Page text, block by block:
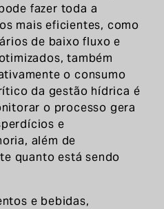
fazer toda a
mais eficientes, como
de baixo fluxo e
também
o consumo
da gestão hídrica é
o processo gera
e
além de
quanto está sendo
e bebidas,